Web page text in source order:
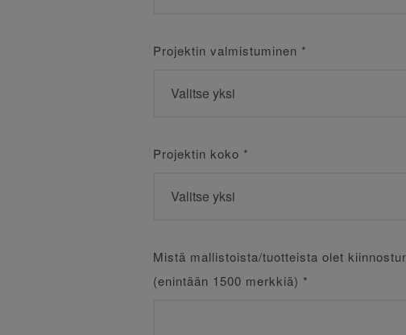
Projektin valmistuminen *
Projektin koko *
Mistä mallistoista/tuotteista olet
(enintään 1500 merkkiä) *